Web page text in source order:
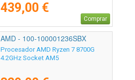
439,00 €
Comprar
AMD - 100-100001236SBX
Procesador AMD Ryzen 7 8700G
4.2GHz Socket AM5